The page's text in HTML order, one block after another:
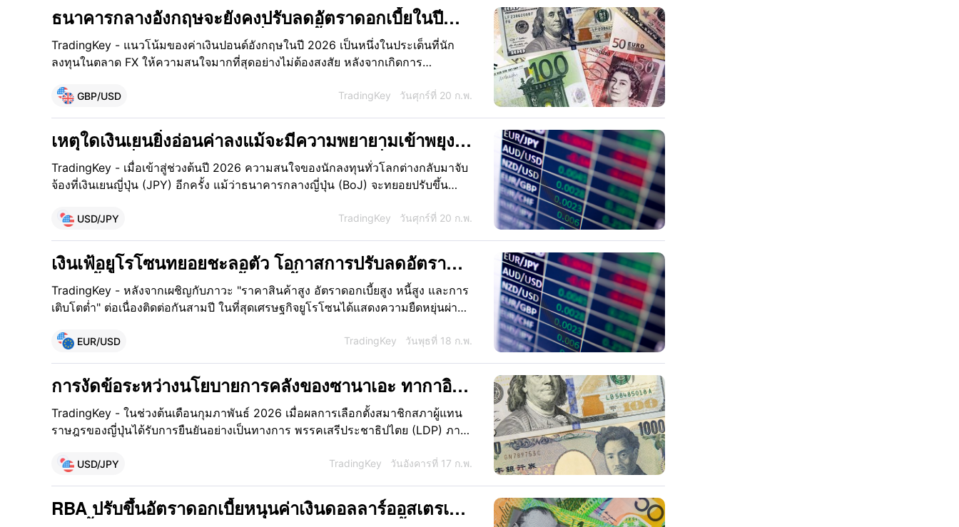
ธนาคารกลางญี่ปุ่น (BoJ) อย่างเป็นทางการ ทำให้การขับเคี่ยวอำนาจระหว่างแนวคิด
"การปรับขึ้นอัตราดอกเบี้ยกับการผ่อนคลายนโยบายการเงิน" ทวีความรุนแรงขึ้นถึงขีด
สุด
ธนาคารกลางอังกฤษจะยังคงปรับลดอัตราดอกเบี้ยในปี
2569 หรือไม่? อัตราเงินเฟ้อที่ลดลงเอื้อต่อนโยบายการเงิน
แบบผ่อนคลาย อัตราแลกเปลี่ยนเงินปอนด์อาจเผชิญความ
TradingKey - แนวโน้มของค่าเงินปอนด์อังกฤษในปี 2026 เป็นหนึ่งในประเด็นที่นัก
ลงทุนในตลาด FX ให้ความสนใจมากที่สุดอย่างไม่ต้องสงสัย หลังจากเกิดการ
ระดับสูง" โดยคู่เงิน GBP/USD สามารถทะลุผ่านกรอบการซื้อขายในรอบสองปีได้
ดำเนินงานในปี 2026
GBP/USD TradingKey วันศุกร์ที่ 20 ก.พ.
เหตุใดเงินเยนยิ่งอ่อนค่าลงแม้จะมีความพยายามเข้าพยุง:
คำตอบอยู่ที่ความย้อนแย้งเชิงโครงสร้างของญี่ปุ่นเอง
TradingKey - เมื่อเข้าสู่ช่วงต้นปี 2026 ความสนใจของนักลงทุนทั่วโลกต่างกลับมาจับ
จ้องที่เงินเยนญี่ปุ่น (JPY) อีกครั้ง แม้ว่าธนาคารกลางญี่ปุ่น (BoJ) จะทยอยปรับขึ้น
ติดลบอย่างเป็นทางการ แต่เงินเยนยังคงมีแนวโน้มอ่อนค่าลงเมื่อเทียบกับดอลลาร์สหรัฐ
USD/JPY TradingKey วันศุกร์ที่ 20 ก.พ.
เงินเฟ้อยูโรโซนทยอยชะลอตัว โอกาสการปรับลดอัตรา
ดอกเบี้ยของ ECB จะเปิดขึ้นอีกครั้งหรือไม่? คาดการณ์
แนวโน้มอัตราแลกเปลี่ยนเงินยูโรปี 2026
TradingKey - หลังจากเผชิญกับภาวะ "ราคาสินค้าสูง อัตราดอกเบี้ยสูง หนี้สูง และการ
เติบโตต่ำ" ต่อเนื่องติดต่อกันสามปี ในที่สุดเศรษฐกิจยูโรโซนได้แสดงความยืดหยุ่นผ่าน
ทดสอบสำคัญระหว่างการคงนโยบายเดิมหรือการดำเนินมาตรการ "ชิงลดอัตรา
เศรษฐกิจ ได้กลายเป็นจุดสนใจหลักของนักลงทุนและผู้ที่สนใจด้านการเงินในการ
จัดสรรสินทรัพย์ต่างประเทศและแสวงหาโอกาสจากความเคลื่อนไหวของค่าเงิน
EUR/USD TradingKey วันพุธที่ 18 ก.พ.
การงัดข้อระหว่างนโยบายการคลังของซานาเอะ ทากาอิจิ
และนโยบายการเงินของคาซูโอะ อุเอดะ เงินเยนจะยังคง
อ่อนค่าลงต่อเนื่องในปี 2026 หรือไม่?
TradingKey - ในช่วงต้นเดือนกุมภาพันธ์ 2026 เมื่อผลการเลือกตั้งสมาชิกสภาผู้แทน
ราษฎรของญี่ปุ่นได้รับการยืนยันอย่างเป็นทางการ พรรคเสรีประชาธิปไตย (LDP) ภาย
รัฐบาลไว้ได้เท่านั้น แต่ยังสร้างสถิติใหม่ด้วยการคว้าเสียงข้างมากเด็ดขาด
ครั้งนี้ไม่เพียงแต่เป็นจุดสูงสุดในเส้นทางสายการเมืองของทาคาอิจิ แต่ยังถือเป็นการก้าว
เข้าสู่ "ยุคทาคาอิจิ" ของญี่ปุ่นอย่างเป็นทางการ
USD/JPY TradingKey วันอังคารที่ 17 ก.พ.
RBA ปรับขึ้นอัตราดอกเบี้ยหนุนค่าเงินดอลลาร์ออสเตรเลีย